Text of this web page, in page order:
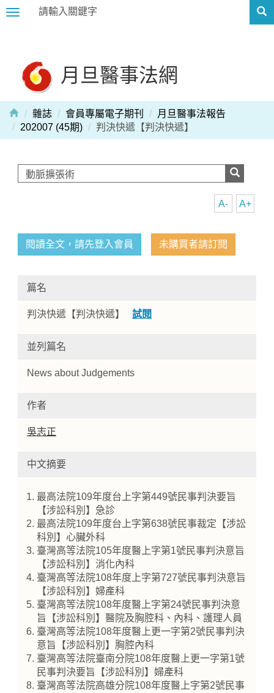
Toggle
月旦醫事法網
Home
雜誌 會員專屬電子期刊
月旦醫事法報告
202007 (45期)
判決快遞【判決快遞】
A+
A-
閱讀全文，請先登入會員 未購買者請訂閱
篇名
判決快遞【判決快遞】 試閱
並列篇名
News about Judgements
作者
吳志正
中文摘要
最高法院109年度台上字第449號民事判決要旨
【涉訟科別】急診
最高法院109年度台上字第638號民事裁定【涉訟
科別】心臟外科
臺灣高等法院105年度醫上字第1號民事判決意旨
【涉訟科別】消化內科
臺灣高等法院108年度上字第727號民事判決意旨
【涉訟科別】婦產科
臺灣高等法院108年度醫上字第24號民事判決意
旨【涉訟科別】醫院及胸腔科、內科、護理人員
臺灣高等法院108年度醫上更一字第2號民事判決
意旨【涉訟科別】胸腔內科
臺灣高等法院臺南分院108年度醫上更一字第1號
民事判決要旨【涉訟科別】婦產科
臺灣高等法院高雄分院108年度醫上字第2號民事